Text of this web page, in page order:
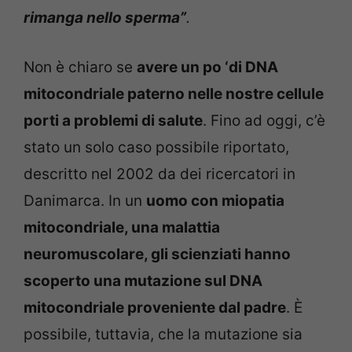
rimanga nello sperma”.
Non è chiaro se avere un po ‘di DNA
mitocondriale paterno nelle nostre cellule
porti a problemi di salute. Fino ad oggi, c’è
stato un solo caso possibile riportato,
descritto nel 2002 da dei ricercatori in
Danimarca. In un uomo con miopatia
mitocondriale, una malattia
neuromuscolare, gli scienziati hanno
scoperto una mutazione sul DNA
mitocondriale proveniente dal padre. È
possibile, tuttavia, che la mutazione sia